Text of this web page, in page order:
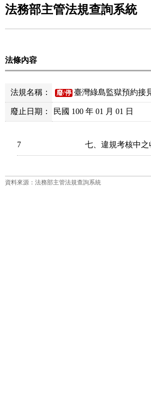
法務部主管法規查詢系統
法條內容
法規名稱： 廢/停 臺灣綠島監獄預約接
廢止日期： 民國 100 年 01 月 01 日
7 七、違規考核中
資料來源：法務部主管法規查詢系統